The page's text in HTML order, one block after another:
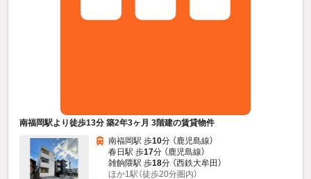
南福岡駅より徒歩13分 築2年3ヶ月 3階建の賃貸物件
南福岡駅 歩10分 （鹿児島線）
春日駅 歩17分 （鹿児島線）
雑餉隈駅 歩18分 （西鉄大牟田）
ほか1駅（徒歩20分圏内）